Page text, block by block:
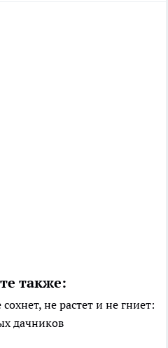
также:
не растет и не гниет:
дачников